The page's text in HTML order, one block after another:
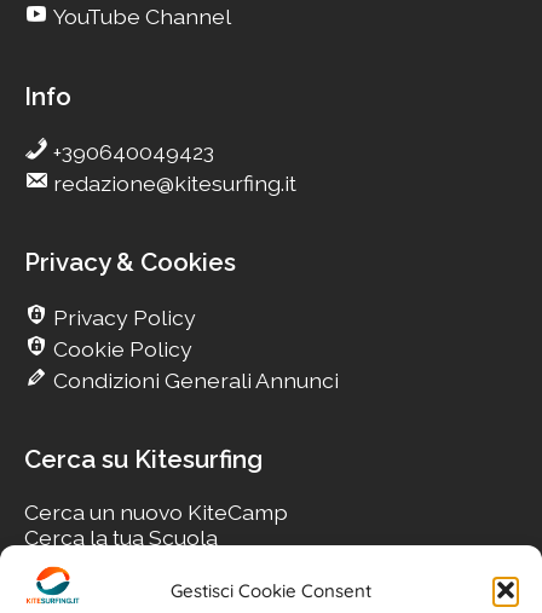
Gestisci Cookie Consent
YouTube Channel
Info
+390640049423
redazione@kitesurfing.it
Privacy & Cookies
Privacy Policy
Cookie Policy
Condizioni Generali Annunci
Cerca su Kitesurfing
Cerca un nuovo KiteCamp
Cerca la tua Scuola
Cerca il tuo KiteSpot
Cerca Accommodation